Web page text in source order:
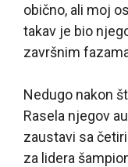
obično, ali moj
takav je bio
završnim
Nedugo nakon
Rasela njegov
zaustavi sa
za lidera